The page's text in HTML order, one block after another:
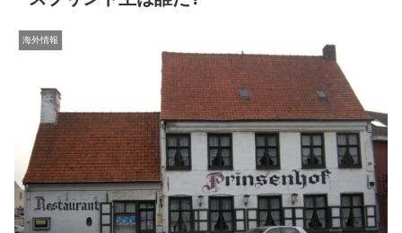
海外情報